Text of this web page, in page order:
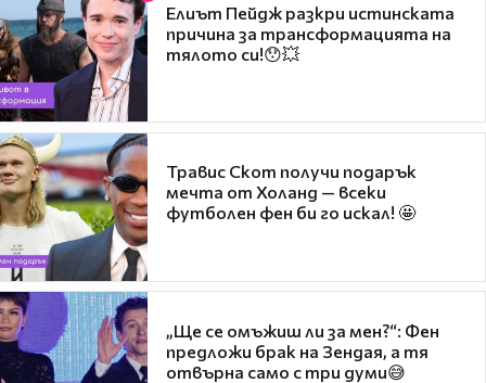
Елиът Пейдж разкри истинската
причина за трансформацията на
тялото си!😯💥
Травис Скот получи подарък
мечта от Холанд — всеки
футболен фен би го искал! 🤩
„Ще се омъжиш ли за мен?“: Фен
предложи брак на Зендая, а тя
отвърна само с три думи😅